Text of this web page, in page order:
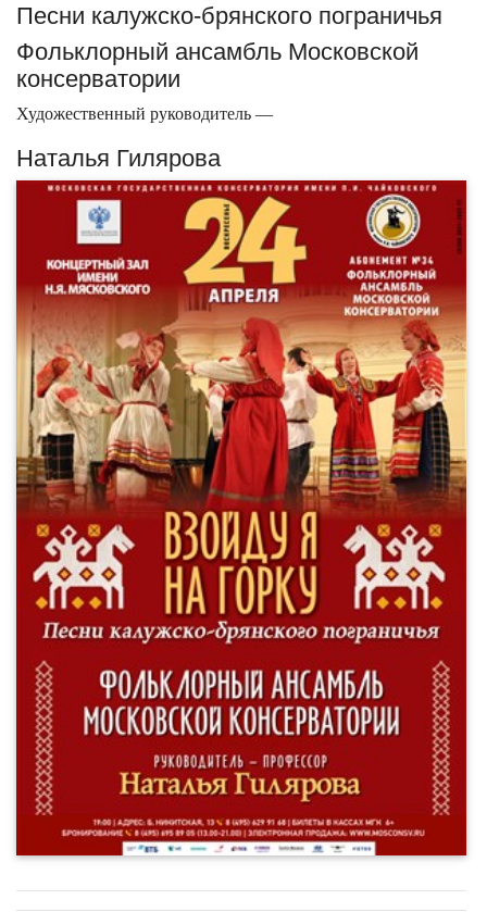
Песни калужско-брянского пограничья
Фольклорный ансамбль Московской
консерватории
Художественный руководитель —
Наталья Гилярова